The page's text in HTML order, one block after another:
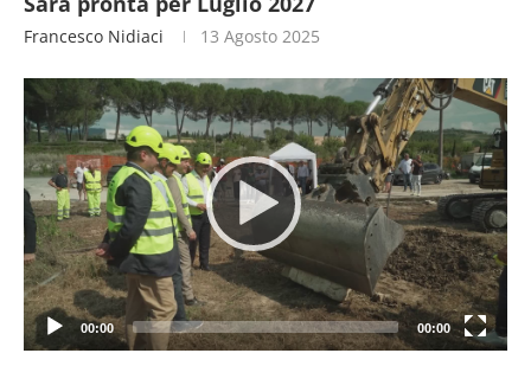
Francesco Nidiaci 13 Agosto 2025
Video
Player
00:00 00:00